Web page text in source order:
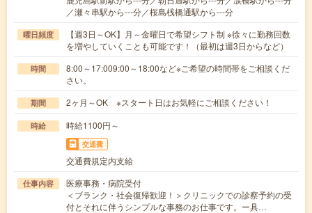
／瀬々串駅から---分／桜島桟橋通駅から---分
曜日頻度
【週3日～OK】月～金曜日で希望シフト制 ※徐々に勤務回数
を増やしていくことも可能です！（最初は週3日からなど）
時間
8:00～17:009:00～18:00など※ご希望の時間帯をご相談くだ
さい。
期間 2ヶ月～OK ※スタート日はお気軽にご相談ください！
時給 時給1100円～
交通費
交通費規定内支給
仕事内容
医療事務・病院受付
＜ブランク・社会復帰歓迎！＞クリニックでの診察予約の受
付とそれに伴うシンプルな事務のお仕事です。ー具…